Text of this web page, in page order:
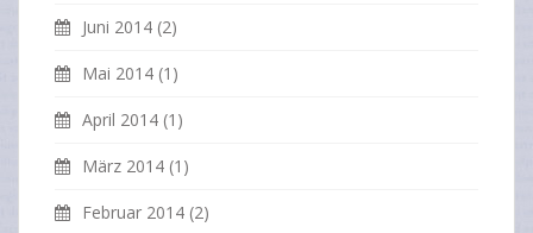
Juni 2014 (2)
Mai 2014 (1)
April 2014 (1)
März 2014 (1)
Februar 2014 (2)